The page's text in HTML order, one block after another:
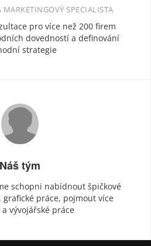
SPECIALISTA
pro více než 200 firem
dovedností a definování
strategie
Náš tým
schopni nabídnout špičkové
grafické práce, pojmout více
a vývojářské práce